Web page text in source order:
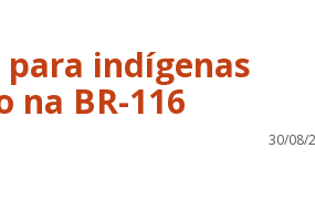
indígenas
BR-116
30/08/